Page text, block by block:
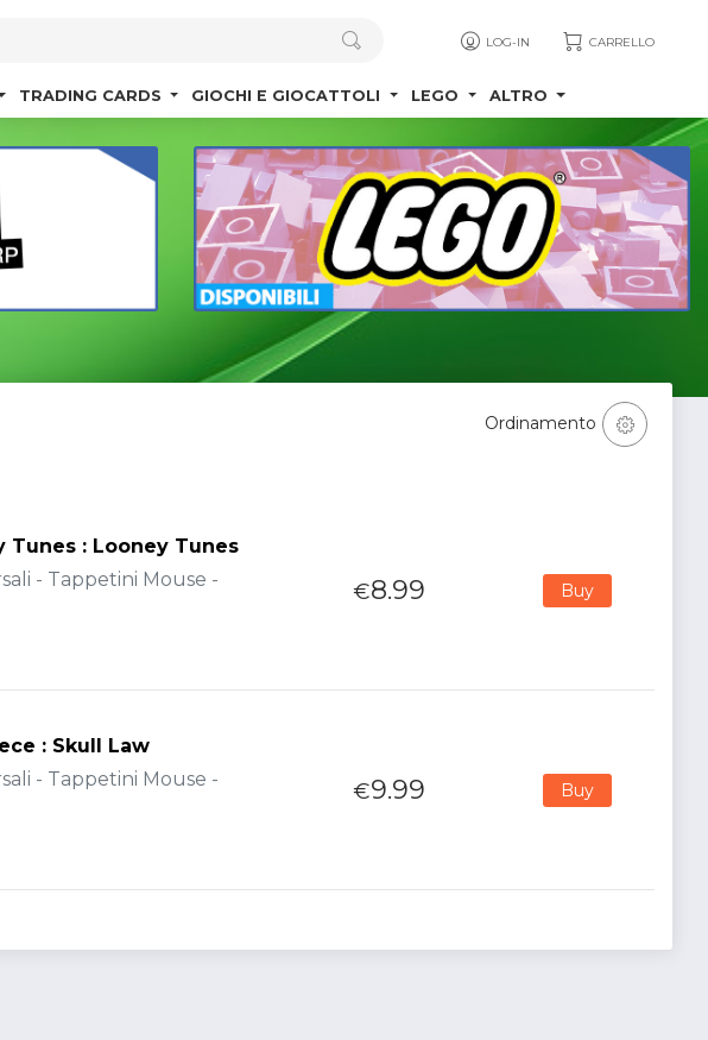
LOG-IN CARRELLO
TRADING CARDS GIOCHI E GIOCATTOLI LEGO ALTRO
Ordinamento
Tunes : Looney Tunes
- Tappetini Mouse -
€8.99 Buy
: Skull Law
- Tappetini Mouse -
€9.99 Buy